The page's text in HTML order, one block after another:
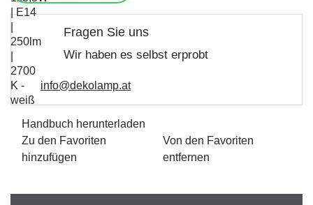
Fragen Sie uns
Wir haben es selbst erprobt
info@dekolamp.at
Handbuch herunterladen
Zu den Favoriten
hinzufügen
Von den Favoriten
entfernen